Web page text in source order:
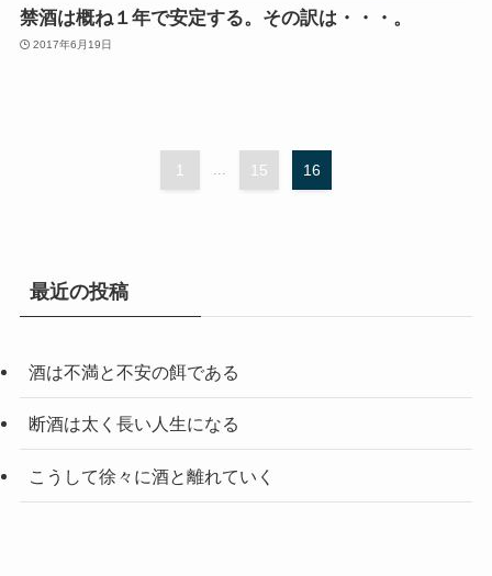
禁酒は概ね１年で安定する。その訳は・・・。
2017年6月19日
1 15 16
最近の投稿
酒は不満と不安の餌である
断酒は太く長い人生になる
こうして徐々に酒と離れていく